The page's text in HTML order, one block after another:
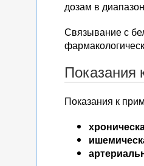
дозам в
Связывание с
Показания
Показания к